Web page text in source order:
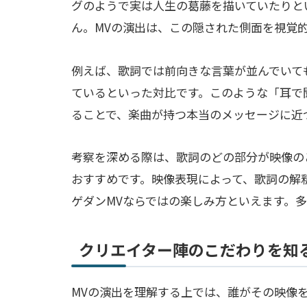
グのようで実は人生の葛藤を描いていたり
ん。MVの演出は、この隠された側面を視覚
例えば、歌詞では前向きな言葉が並んでい
ているといった対比です。このような「耳
ることで、楽曲が持つ本当のメッセージに
考察を深める際は、歌詞のどの部分が映像
おすすめです。映像表現によって、歌詞の
ゲダンMVならではの楽しみ方といえます。
クリエイター陣のこだわりを知
MVの演出を理解する上では、誰がその映